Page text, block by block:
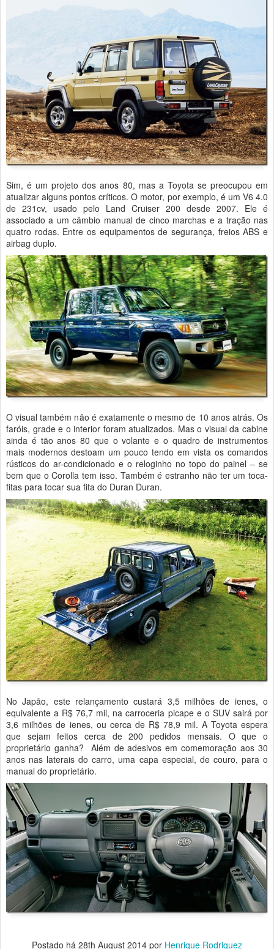
Sim, é um projeto dos anos 80, mas a Toyota se preocupou em
atualizar alguns pontos críticos. O motor, por exemplo, é um V6 4.0
de 231cv, usado pelo Land Cruiser 200 desde 2007. Ele é
associado a um câmbio manual de cinco marchas e a tração nas
quatro rodas. Entre os equipamentos de segurança, freios ABS e
airbag duplo.
O visual também não é exatamente o mesmo de 10 anos atrás. Os
faróis, grade e o interior foram atualizados. Mas o visual da cabine
ainda é tão anos 80 que o volante e o quadro de instrumentos
mais modernos destoam um pouco tendo em vista os comandos
rústicos do ar-condicionado e o reloginho no topo do painel – se
bem que o Corolla tem isso. Também é estranho não ter um toca-
fitas para tocar sua fita do Duran Duran.
No Japão, este relançamento custará 3,5 milhões de ienes, o
equivalente a R$ 76,7 mil, na carroceria picape e o SUV sairá por
3,6 milhões de ienes, ou cerca de R$ 78,9 mil. A Toyota espera
que sejam feitos cerca de 200 pedidos mensais. O que o
proprietário ganha? Além de adesivos em comemoração aos 30
anos nas laterais do carro, uma capa especial, de couro, para o
manual do proprietário.
Postado há 28th August 2014 por Henrique Rodriguez